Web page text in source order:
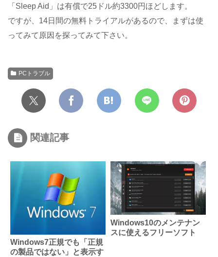
「Sleep Aid」は有償で25ドル約3300円ほどします。
ですが、14日間の無料トライアルがあるので、まずは使
ってみて原因を探ってみて下さい。
PCトラブル
関連記事
Windows7正規でも「正規
の製品ではない」と表示す
Windows10のメンテナン
スに使えるフリーソフト